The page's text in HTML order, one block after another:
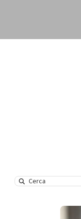
Search